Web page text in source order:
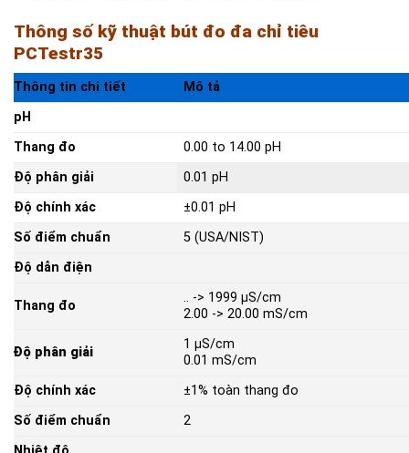
Thông số kỹ thuật bút đo đa chỉ tiêu
PCTestr35
Thông tin chi tiết
Mô tả
pH
Thang đo
0.00 to 14.00 pH
Độ phân giải
0.01 pH
Độ chính xác
±0.01 pH
Số điểm chuẩn
5 (USA/NIST)
Độ dẫn điện
Thang đo
.. -> 1999 µS/cm
2.00 -> 20.00 mS/cm
Độ phân giải
1 µS/cm
0.01 mS/cm
Độ chính xác
±1% toàn thang đo
Số điểm chuẩn
2